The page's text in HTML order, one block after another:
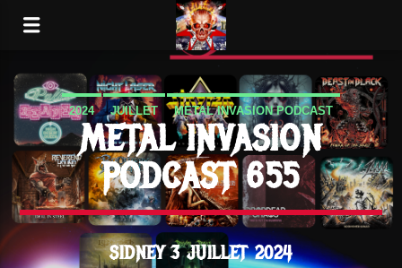
2024 JUILLET METAL INVASION PODCAST
METAL INVASION
PODCAST 655
SIDNEY 3 JUILLET 2024